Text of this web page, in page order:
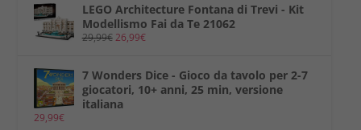
LEGO Architecture Fontana di Trevi - Kit
Modellismo Fai da Te 21062
29,99€26,99€
7 Wonders Dice - Gioco da tavolo per 2-7
giocatori, 10+ anni, 25 min, versione
italiana
29,99€